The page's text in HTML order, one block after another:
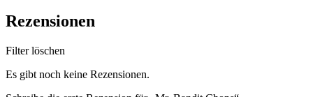
Rezensionen
Filter löschen
Es gibt noch keine Rezensionen.